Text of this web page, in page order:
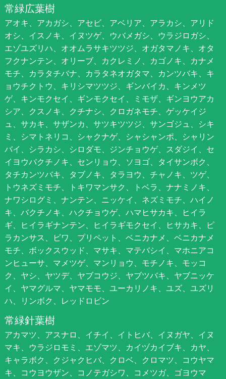
常緑広葉樹
アオキ、アカガシ、アセビ、アベリア、アラカシ、アリド
オシ、イスノキ、イヌツゲ、ウバメガシ、ウラジロガシ、
エゾユズリハ、オオムラサキツツジ、オガタマノキ、オタ
フクナンテン、オリーブ、カクレミノ、カゴノキ、カナメ
モチ、カラタチバナ、カラタネオガタマ、カンツバキ、キ
ョウチクトウ、キリシマツツジ、ギンバイカ、キンメツ
ゲ、キンモクセイ、ギンモクセイ、ミモザ、ギンヨウアカ
シア、クスノキ、クチナシ、クロガネモチ、ゲッケイジ
ュ、サカキ、サザンカ、サツキツツジ、サンゴジュ、シキ
ミ、シマトネリコ、シャクナゲ、シャシャンポ、シャリン
バイ、シラカシ、シロダモ、ジンチョウゲ、スダジイ、セ
イヨウバクチノキ、センリョウ、ソヨゴ、タイサンボク、
タチカンツバキ、タブノキ、タラヨウ、チャノキ、ツゲ、
トウネズミモチ、トキワマンサク、トベラ、ナナミノキ、
ナワシログミ、ナンテン、ニッケイ、ネズミモチ、ハイノ
キ、バクチノキ、ハクチョウゲ、ハマヒサカキ、ヒイラ
ギ、ヒイラギナンテン、ヒイラギモクセイ、ヒサカキ、ピ
ラカンサス、ビワ、プリペット、ベニカナメ、ベニカナメ
モチ、ボックスウッド、マサキ、マテバシイ、マホニアコ
ンヒューサ、マメツゲ、マンリョウ、モチノキ、モッコ
ク、ヤシ、ヤツデ、ヤブコウジ、ヤブツバキ、ヤブニッケ
イ、ヤマグルマ、ヤマモモ、ユーカリノキ、ユズ、ユズリ
ハ、リンボク、レッドロビン
常緑針葉樹
アカマツ、アスナロ、イチイ、イトヒバ、イヌガヤ、イヌ
マキ、ウラジロモミ、エゾマツ、カイヅカイブキ、カヤ、
キャラボク、クジャクヒバ、クロベ、クロマツ、コウヤマ
キ、コウヨウザン、コノテガシワ、コメツガ、ゴヨウマ